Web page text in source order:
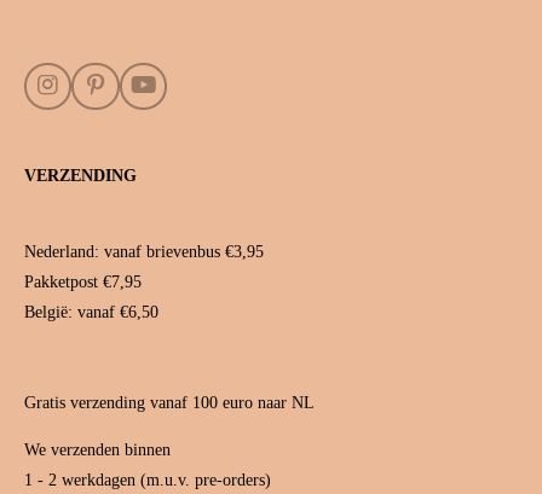
I
a
a
P
e
s
Y
VERZENDING
Nederland: vanaf brievenbus €3,95
Pakketpost €7,95
België: vanaf €6,50
Gratis verzending vanaf 100 euro naar NL
We verzenden binnen
1 - 2 werkdagen (m.u.v. pre-orders)